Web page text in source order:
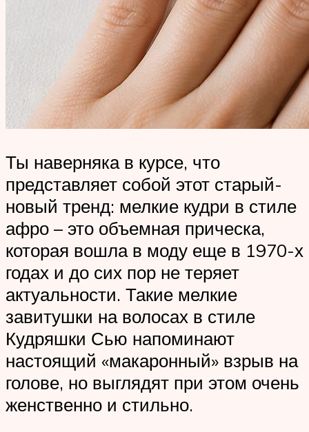
Ты наверняка в курсе, что
представляет собой этот старый-
новый тренд: мелкие кудри в стиле
афро – это объемная прическа,
которая вошла в моду еще в 1970-х
годах и до сих пор не теряет
актуальности. Такие мелкие
завитушки на волосах в стиле
Кудряшки Сью напоминают
настоящий «макаронный» взрыв на
голове, но выглядят при этом очень
женственно и стильно.